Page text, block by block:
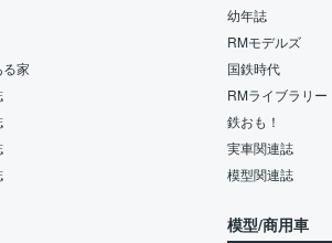
家
幼年誌
RMモデルズ
国鉄時代
RMライブラリー
鉄おも！
実車関連誌
模型関連誌
模型/商用車